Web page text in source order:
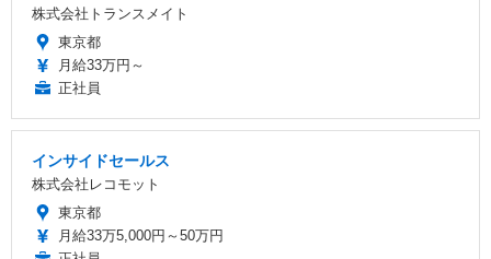
株式会社トランスメイト
東京都
月給33万円～
正社員
インサイドセールス
株式会社レコモット
東京都
月給33万5,000円～50万円